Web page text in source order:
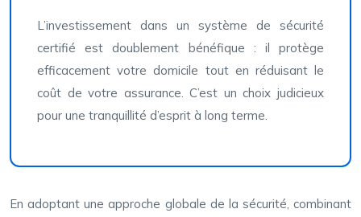
L’investissement dans un système de sécurité
certifié est doublement bénéfique : il protège
efficacement votre domicile tout en réduisant le
coût de votre assurance. C’est un choix judicieux
pour une tranquillité d’esprit à long terme.
En adoptant une approche globale de la sécurité, combinant